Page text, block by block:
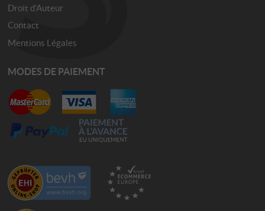
Droit d’Auteur
Contact
Mentions Légales
MODES DE PAIEMENT